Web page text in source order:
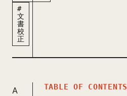
#
文
書
校
正
A
TABLE OF CONTENTS